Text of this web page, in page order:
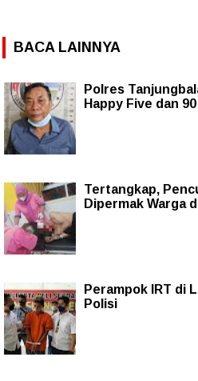
BACA LAINNYA
Polres
Happy Five dan
Tertangkap,
Dipermak Warga
Perampok IRT di
Polisi